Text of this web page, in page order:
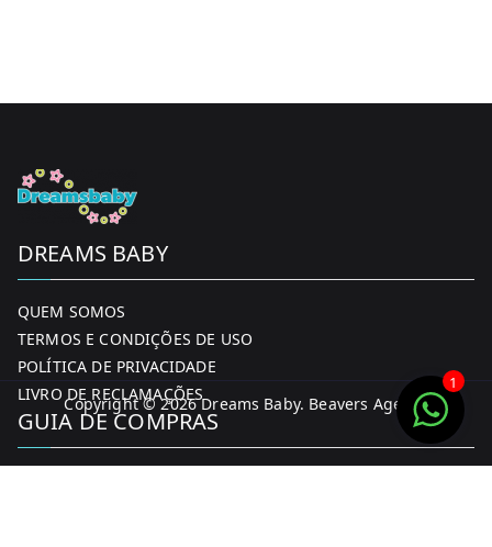
DREAMS BABY
QUEM SOMOS
TERMOS E CONDIÇÕES DE USO
POLÍTICA DE PRIVACIDADE
LIVRO DE RECLAMAÇÕES
GUIA DE COMPRAS
Copyright © 2026Dreams Baby. Beavers Agency
1